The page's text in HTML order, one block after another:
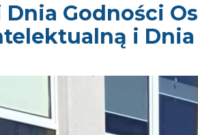
Godności
i